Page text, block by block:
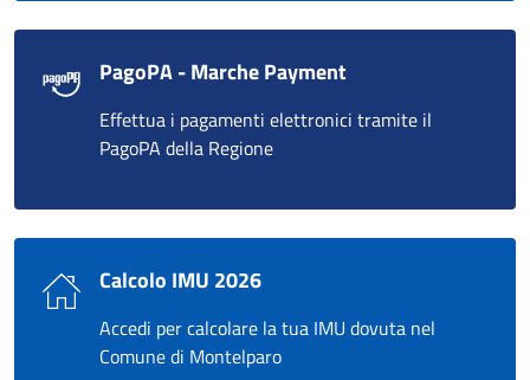
PagoPA - Marche Payment
Effettua i pagamenti elettronici tramite il
PagoPA della Regione
Calcolo IMU 2026
Accedi per calcolare la tua IMU dovuta nel
Comune di Montelparo